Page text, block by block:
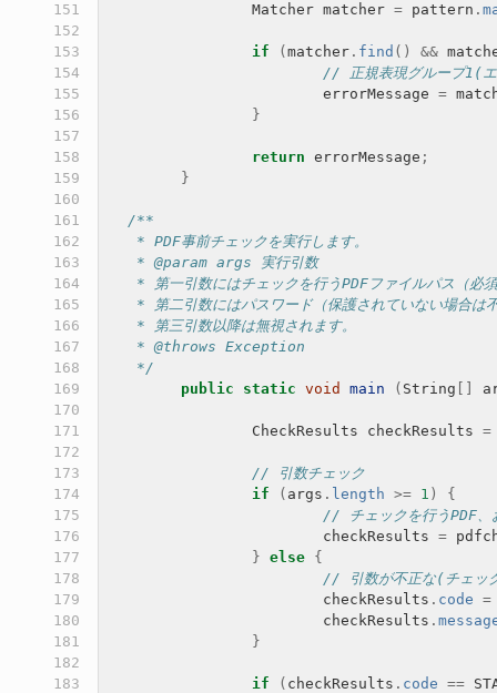
151
152
153
154
155
156
157
158
159
160
161
162
163
164
165
166
167
168
169
170
171
172
173
174
175
176
177
178
179
180
181
182
183
Matcher matcher = pattern .
if ( matcher . find () &&
// 正規表現グループ1(エ
errorMessage =
}
return errorMessage ;
}
/**
   * PDF事前チェックを実行します。
   * @param args 実行引数
* 第一引数にはチェックを行うPDFファイルパス（必
* 第二引数にはパスワード（保護されていない場合は
   * 第三引数以降は無視されます。
   * @throws Exception
   */
public
static void main ( String
CheckResults checkResults =
// 引数チェック
if
( args . length >= 1 )
{
// チェックを行うPDF、
checkResults =
} else {
// 引数が不正な(チェック
checkResults . code =
checkResults .
}
if ( checkResults . code ==